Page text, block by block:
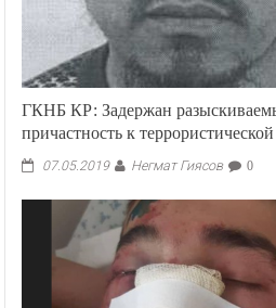
ГКНБ КР: Задержан
причастность к
07.05.2019 Негмат Гиясов 0